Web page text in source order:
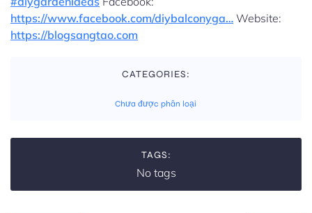
https://www.facebook.com/diybalconyga… Website:
https://blogsangtao.com
CATEGORIES:
Chưa được phân loại
TAGS:
No tags